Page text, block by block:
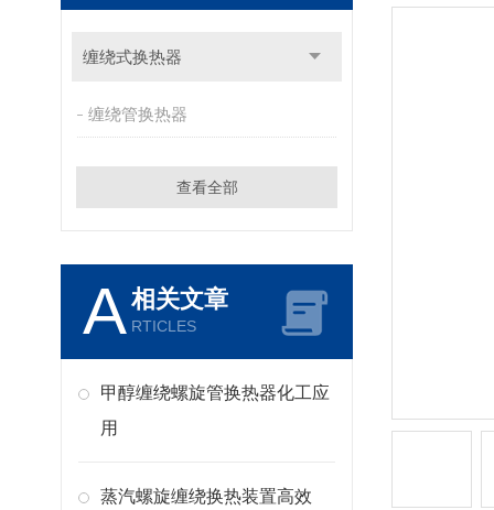
缠绕式换热器
缠绕管换热器
查看全部
A相关文章
RTICLES
甲醇缠绕螺旋管换热器化工应
用
蒸汽螺旋缠绕换热装置高效